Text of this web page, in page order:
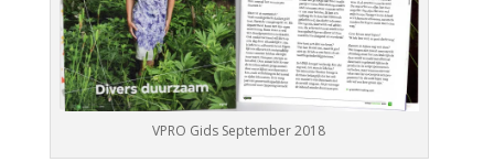
VPRO Gids September 2018